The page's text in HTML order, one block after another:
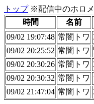
トップ※配信中のホロメ
時間
名前
09/02 19:07:48 常闇トワ
09/02 20:25:52 常闇トワ
09/02 20:30:26 常闇トワ
09/02 20:30:32 常闇トワ
09/02 21:47:04 常闇トワ